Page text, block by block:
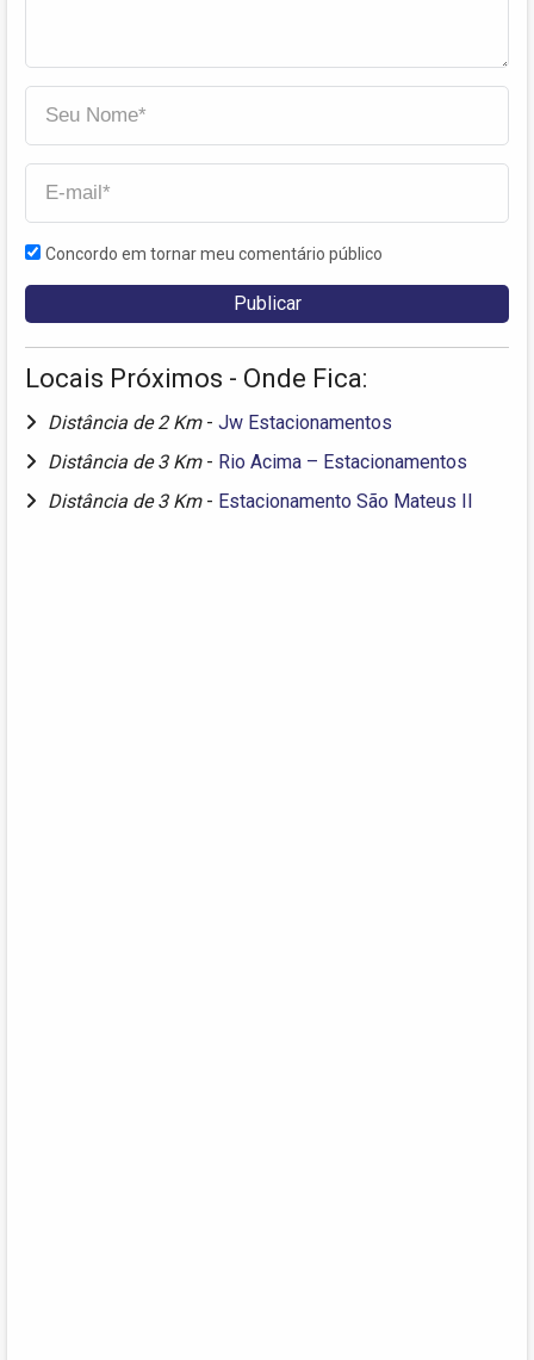
Concordo em tornar meu comentário público
Locais Próximos - Onde Fica:
Distância de 2 Km - Jw Estacionamentos
Distância de 3 Km - Rio Acima – Estacionamentos
Distância de 3 Km - Estacionamento São Mateus II